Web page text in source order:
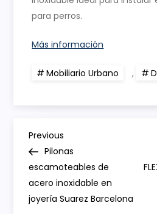
para perros.
Más información
Mobiliario Urbano ,
N
a
v
Previous
Post
Previous
Pilonas
escamoteables de
acero inoxidable en
joyería Suarez Barcelona